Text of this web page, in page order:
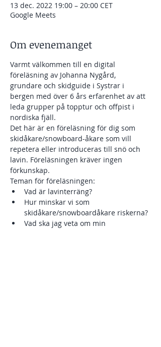
13 dec. 2022 19:00 – 20:00 CET
Google Meets
Om evenemanget
Varmt välkommen till en digital
föreläsning av Johanna Nygård,
grundare och skidguide i Systrar i
bergen med över 6 års erfarenhet av att
leda grupper på topptur och offpist i
nordiska fjäll.
Det här är en föreläsning för dig som
skidåkare/snowboard-åkare som vill
repetera eller introduceras till snö och
lavin. Föreläsningen kräver ingen
förkunskap.
Teman för föreläsningen:
Vad är lavinterräng?
Hur minskar vi som
skidåkare/snowboardåkare riskerna?
Vad ska jag veta om min